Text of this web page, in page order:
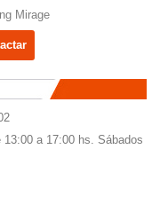
Mirage
a 17:00 hs. Sábados